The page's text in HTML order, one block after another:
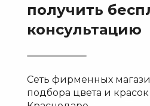
получить
консультацию
Сеть фирменных
подбора цвета и